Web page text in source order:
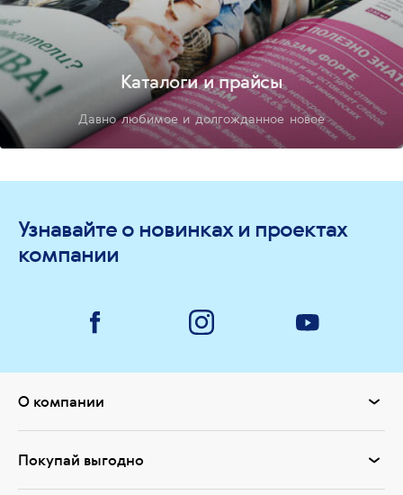
Каталоги и прайсы
Давно любимое и долгожданное новое
Узнавайте о новинках и проектах
компании
О компании
Покупай выгодно